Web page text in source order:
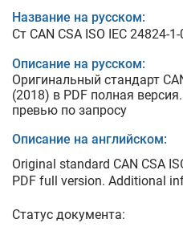
Название на русском:
Ст CAN CSA ISO IEC 24824-
Описание на русском:
Оригинальный стандарт
(2018) в PDF полная
превью по запросу
Описание на английском:
Original standard CAN CSA
PDF full version. Additional
Статус документа: